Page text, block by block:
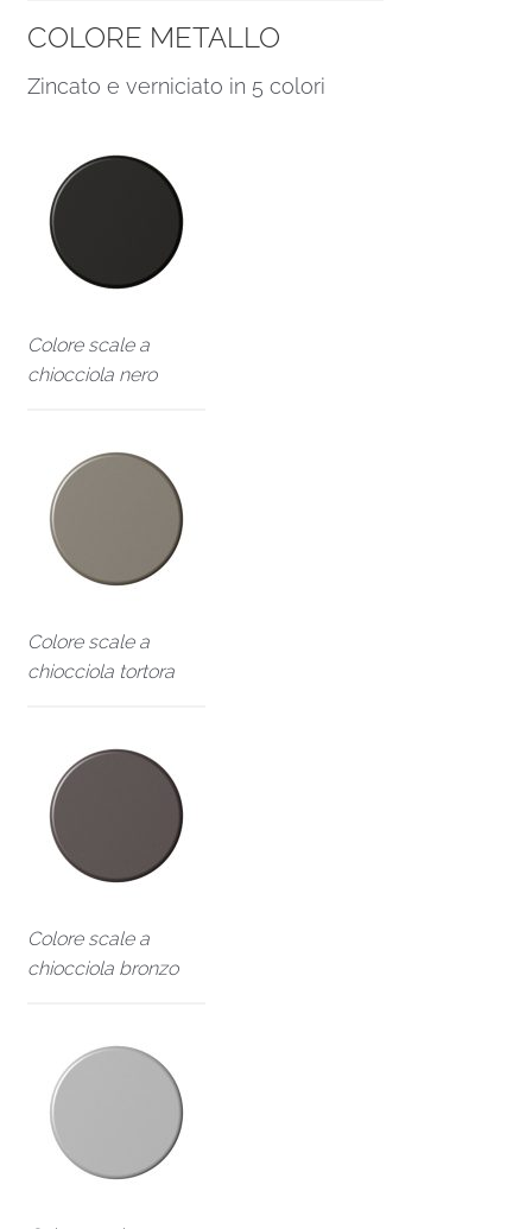
COLORE METALLO
Zincato e verniciato in 5 colori
Colore scale a
chiocciola nero
Colore scale a
chiocciola tortora
Colore scale a
chiocciola bronzo